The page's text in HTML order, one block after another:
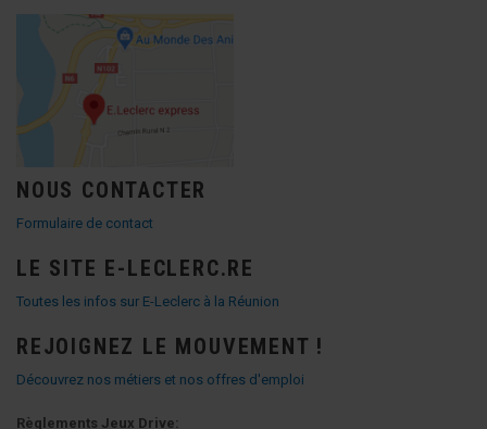
NOUS CONTACTER
Formulaire de contact
LE SITE E-LECLERC.RE
Toutes les infos sur E-Leclerc à la Réunion
REJOIGNEZ LE MOUVEMENT !
Découvrez nos métiers et nos offres d'emploi
Règlements Jeux Drive: